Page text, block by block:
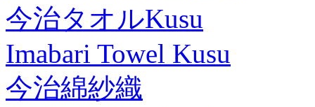
今治タオルKusu
Imabari Towel Kusu
今治綿紗織